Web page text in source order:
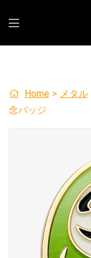
Home > メタル
念バッジ